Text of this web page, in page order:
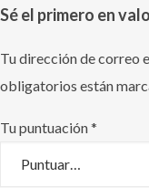
Sé el primero en
Tu dirección de correo
obligatorios están
Tu puntuación*